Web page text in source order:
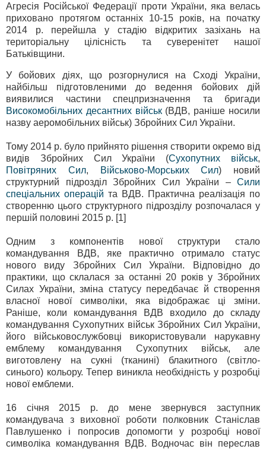
Агресія Російської Федерації проти України, яка велась
приховано протягом останніх 10-15 років, на початку
2014 р. перейшла у стадію відкритих зазіхань на
територіальну цілісність та суверенітет нашої
Батьківщини.
У бойових діях, що розгорнулися на Сході України,
найбільш підготовленими до ведення бойових дій
виявилися частини спецпризначення та бригади
Високомобільних десантних військ(ВДВ, раніше носили
назву аеромобільних військ) Збройних Сил України.
Тому 2014 р. було прийнято рішення створити окремо від
видів Збройних Сил України (Сухопутних військ,
Повітряних Сил, Військово-Морських Сил) новий
структурний підрозділ Збройних Сил України – Сили
спеціальних операцій та ВДВ. Практична реалізація по
створенню цього структурного підрозділу розпочалася у
першій половині 2015 р. [1]
Одним з компонентів нової структури стало
командування ВДВ, яке практично отримало статус
нового виду Збройних Сил України. Відповідно до
практики, що склалася за останні 20 років у Збройних
Силах України, зміна статусу передбачає й створення
власної нової символіки, яка відображає ці зміни.
Раніше, коли командування ВДВ входило до складу
командування Сухопутних військ Збройних Сил України,
його військовослужбовці використовували нарукавну
емблему командування Сухопутних військ, але
виготовлену на сукні (тканині) блакитного (світло-
синього) кольору. Тепер виникла необхідність у розробці
нової емблеми.
16 січня 2015 р. до мене звернувся заступник
командувача з виховної роботи полковник Станіслав
Павлушенко і попросив допомогти у розробці нової
символіка командування ВДВ. Водночас він переслав